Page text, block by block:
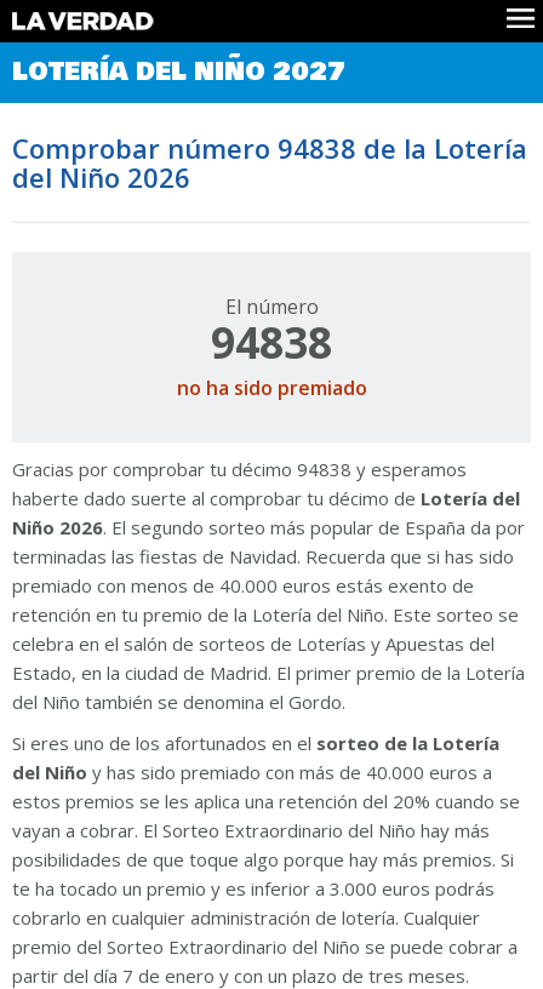
Comprobar Loteria del Niño
Premios
Noticias
Datos
Historia
LOTERÍA DEL NIÑO 2027
Comprobar número 94838 de la Lotería
del Niño 2026
El número
94838
no ha sido premiado
Gracias por comprobar tu décimo 94838 y esperamos
haberte dado suerte al comprobar tu décimo de Lotería del
Niño 2026. El segundo sorteo más popular de España da por
terminadas las fiestas de Navidad. Recuerda que si has sido
premiado con menos de 40.000 euros estás exento de
retención en tu premio de la Lotería del Niño. Este sorteo se
celebra en el salón de sorteos de Loterías y Apuestas del
Estado, en la ciudad de Madrid. El primer premio de la Lotería
del Niño también se denomina el Gordo.
Si eres uno de los afortunados en el sorteo de la Lotería
del Niño y has sido premiado con más de 40.000 euros a
estos premios se les aplica una retención del 20% cuando se
vayan a cobrar. El Sorteo Extraordinario del Niño hay más
posibilidades de que toque algo porque hay más premios. Si
te ha tocado un premio y es inferior a 3.000 euros podrás
cobrarlo en cualquier administración de lotería. Cualquier
premio del Sorteo Extraordinario del Niño se puede cobrar a
partir del día 7 de enero y con un plazo de tres meses.